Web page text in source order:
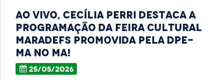
Ao vivo, Cecília Perri destaca a
programação da Feira Cultural
MARADEFS promovida pela DPE-
MA no MA!
25/05/2026